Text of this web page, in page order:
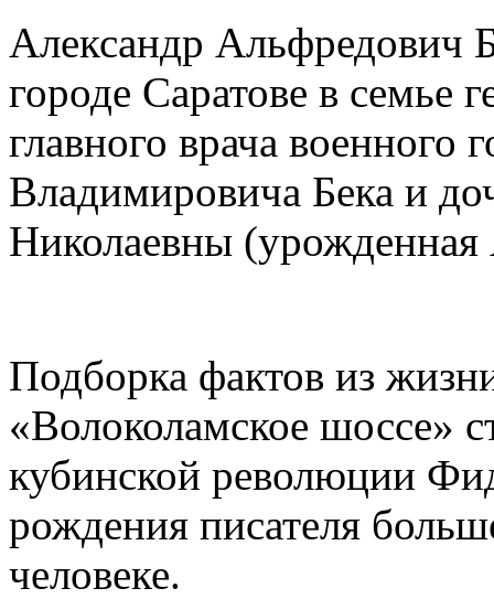
Александр Альфредович
городе Саратове в семье
главного врача военного
Владимировича Бека и
Николаевны (урожденная
Подборка фактов из
«Волоколамское шоссе»
кубинской революции
рождения писателя
человеке.